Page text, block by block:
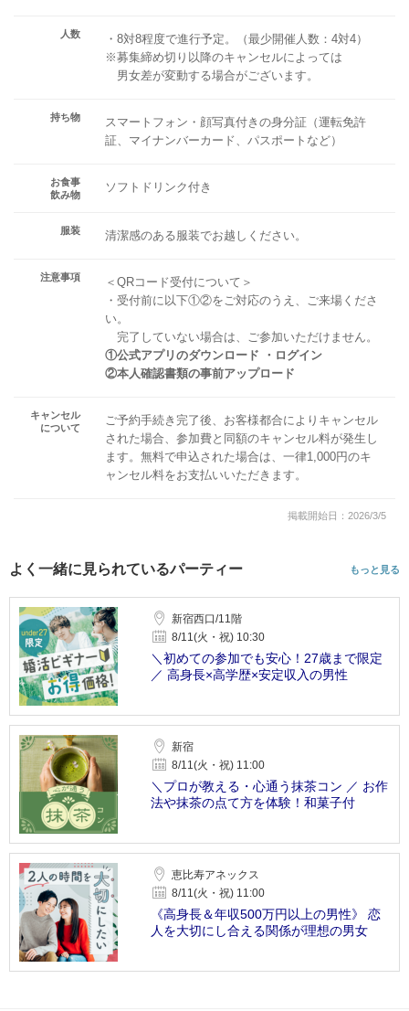
人数
・8対8程度で進行予定。（最少開催人数：4対4）
※募集締め切り以降のキャンセルによっては
男女差が変動する場合がございます。
持ち物
スマートフォン・顔写真付きの身分証（運転免許
証、マイナンバーカード、パスポートなど）
お食事
飲み物
ソフトドリンク付き
服装 清潔感のある服装でお越しください。
注意事項
＜QRコード受付について＞
・受付前に以下①②をご対応のうえ、ご来場くださ
い。
完了していない場合は、ご参加いただけません。
①公式アプリのダウンロード ・ログイン
②本人確認書類の事前アップロード
キャンセル
について
ご予約手続き完了後、お客様都合によりキャンセル
された場合、参加費と同額のキャンセル料が発生し
ます。無料で申込された場合は、一律1,000円のキ
ャンセル料をお支払いいただきます。
掲載開始日：2026/3/5
よく一緒に見られているパーティー もっと見る
新宿西口/11階
8/11(火・祝) 10:30
＼初めての参加でも安心！27歳まで限定
／ 高身長×高学歴×安定収入の男性
新宿
8/11(火・祝) 11:00
＼プロが教える・心通う抹茶コン ／ お作
法や抹茶の点て方を体験！和菓子付
恵比寿アネックス
8/11(火・祝) 11:00
《高身長＆年収500万円以上の男性》 恋
人を大切にし合える関係が理想の男女